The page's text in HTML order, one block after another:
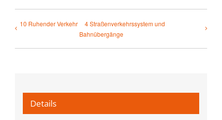
10 Ruhender Verkehr
4 Straßenverkehrssystem und
Bahnübergänge
Details